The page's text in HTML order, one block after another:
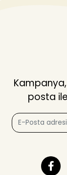
posta